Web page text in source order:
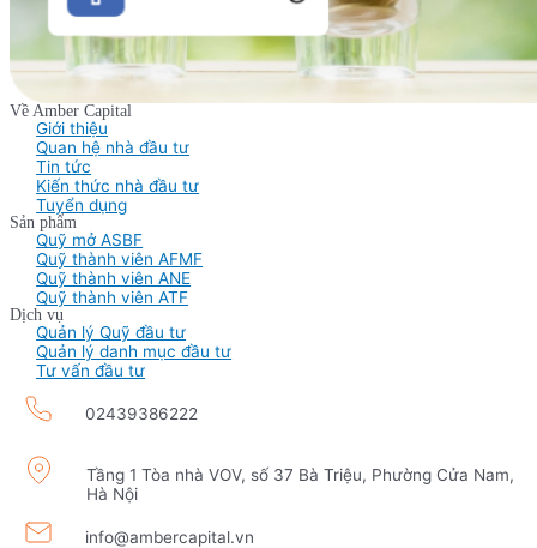
Về Amber Capital
Giới thiệu
Quan hệ nhà đầu tư
Tin tức
Kiến thức nhà đầu tư
Tuyển dụng
Sản phẩm
Quỹ mở ASBF
Quỹ thành viên AFMF
Quỹ thành viên ANE
Quỹ thành viên ATF
Dịch vụ
Quản lý Quỹ đầu tư
Quản lý danh mục đầu tư
Tư vấn đầu tư
02439386222
Tầng 1 Tòa nhà VOV, số 37 Bà Triệu, Phường Cửa Nam,
Hà Nội
info@ambercapital.vn